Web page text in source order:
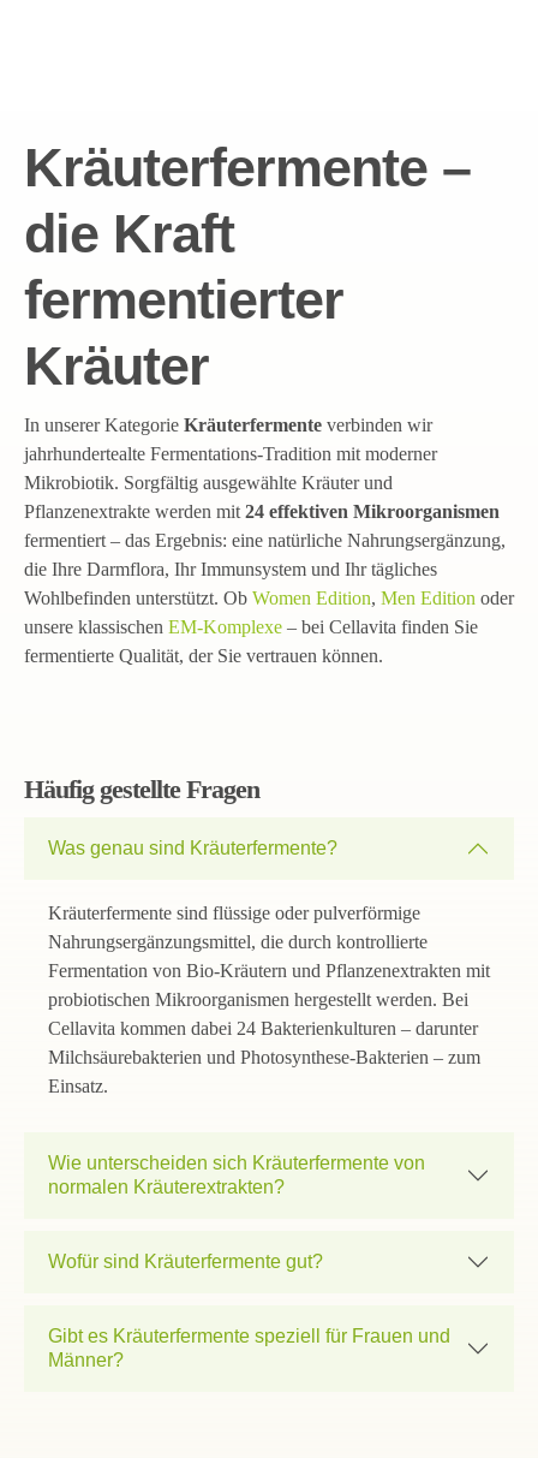
Kräuterfermente –
die Kraft
fermentierter
Kräuter
In unserer Kategorie Kräuterfermente verbinden wir
jahrhundertealte Fermentations-Tradition mit moderner
Mikrobiotik. Sorgfältig ausgewählte Kräuter und
Pflanzenextrakte werden mit 24 effektiven Mikroorganismen
fermentiert – das Ergebnis: eine natürliche Nahrungsergänzung,
die Ihre Darmflora, Ihr Immunsystem und Ihr tägliches
Wohlbefinden unterstützt. Ob Women Edition, Men Edition oder
unsere klassischen EM-Komplexe – bei Cellavita finden Sie
fermentierte Qualität, der Sie vertrauen können.
Häufig gestellte Fragen
Was genau sind Kräuterfermente?
Kräuterfermente sind flüssige oder pulverförmige
Nahrungsergänzungsmittel, die durch kontrollierte
Fermentation von Bio-Kräutern und Pflanzenextrakten mit
probiotischen Mikroorganismen hergestellt werden. Bei
Cellavita kommen dabei 24 Bakterienkulturen – darunter
Milchsäurebakterien und Photosynthese-Bakterien – zum
Einsatz.
Wie unterscheiden sich Kräuterfermente von
normalen Kräuterextrakten?
Wofür sind Kräuterfermente gut?
Gibt es Kräuterfermente speziell für Frauen und
Männer?